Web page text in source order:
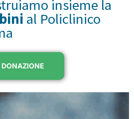
insieme la
al Policlinico
DONAZIONE